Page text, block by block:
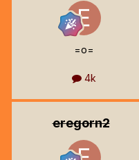
=o=
4k
eregorn2